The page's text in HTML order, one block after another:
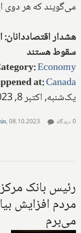
می‌گویند که هر دوی
هشدار
سقوط هستند
:Economy
at:Canada
یک‌شنبه, اکتبر 8, 2023 - 10:45
,08.10.2023 0 دیدگاه
رئیس بانک
مردم افزایش
می‌برم